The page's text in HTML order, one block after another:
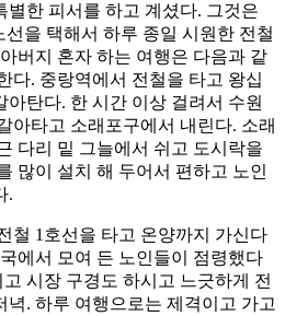
별한 피서를 하고 계셨다. 그것은
선을 택해서 하루 종일 시원한 전철
버지 혼자 하는 여행은 다음과 같
다. 중랑역에서 전철을 타고 왕십
아탄다. 한 시간 이상 걸려서 수원
아타고 소래포구에서 내린다. 소래
다리 밑 그늘에서 쉬고 도시락을
많이 설치 해 두어서 편하고 노인
.
철 1호선을 타고 온양까지 가신다
에서 모여 든 노인들이 점령했다
시장 구경도 하시고 느긋하게 전
녁. 하루 여행으로는 제격이고 가고